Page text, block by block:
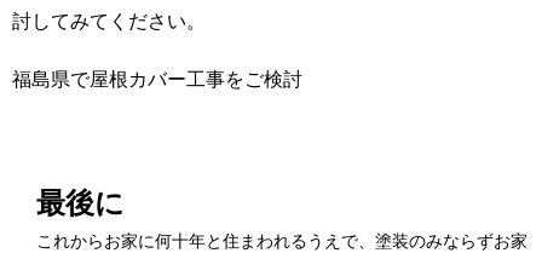
討してみてください。
福島県で屋根カバー工事をご検討
最後に
これからお家に何十年と住まわれるうえで、塗装のみならずお家